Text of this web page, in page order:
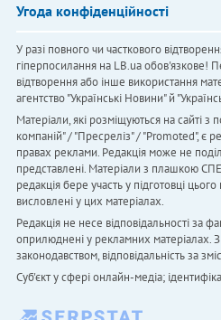
Угода конфіденційності
У разі повного чи часткового
гіперпосилання на LB.ua обов'язкове!
відтворення або інше використання
агентство "Українськi Новини" й
Матеріали, які розміщуються на сайті
компаній" / "Пресреліз" / "Promoted", є
правах реклами. Редакція може не
представлені. Матеріали з плашкою
редакція бере участь у підготовці
висловлені у цих матеріалах.
Редакція не несе відповідальності за
оприлюднені у рекламних матеріалах.
законодавством, відповідальність за
Cуб'єкт у сфері онлайн-медіа;